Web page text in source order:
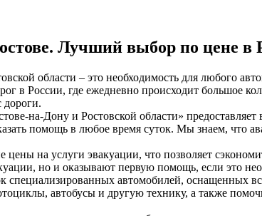
Лучший выбор по цене в
области – это необходимость для любого
в России, где ежедневно происходит большое
дороги.
на-Дону и Ростовской области»
помощь в любое время суток. Мы знаем,
на услуги эвакуации, что позволяет
но и оказывают первую помощь, если это
специализированных автомобилей, оснащенных
автобусы и другую технику, а также